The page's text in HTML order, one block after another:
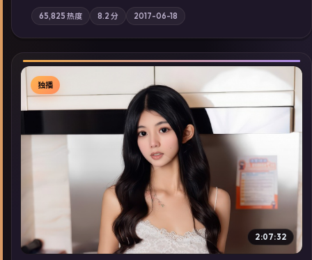
轴，一场意外将众人卷入不可撤回的连锁反应；摄影与配乐强化
地域气质；站内亦可通过「国产免费观看高清电视剧在线看」延
展检索同类型高分佳作，畅享高清在线追剧体验。
65,825 热度 8.2 分 2017-06-18
▶
独播
2:07:32